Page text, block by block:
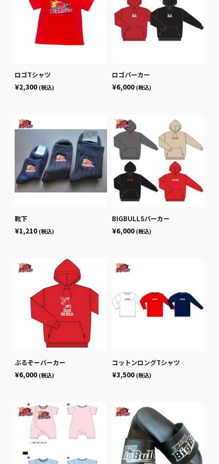
ロゴTシャツ
¥2,300 (税込)
ロゴパーカー
¥6,000 (税込)
靴下
¥1,210 (税込)
BIGBULLSパーカー
¥6,000 (税込)
ぶるぞーパーカー
¥6,000 (税込)
コットンロングTシャツ
¥3,500 (税込)